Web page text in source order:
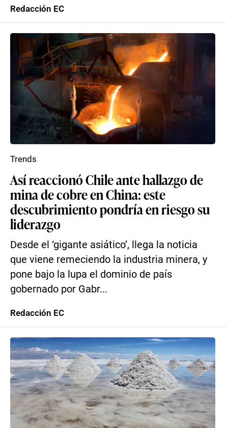
Redacción EC
Así reaccionó Chile ante hallazgo de
mina de cobre en China: este
descubrimiento pondría en riesgo su
liderazgo
Desde el ‘gigante asiático’, llega la noticia
que viene remeciendo la industria minera, y
pone bajo la lupa el dominio de país
gobernado por Gabr...
Trends
Redacción EC